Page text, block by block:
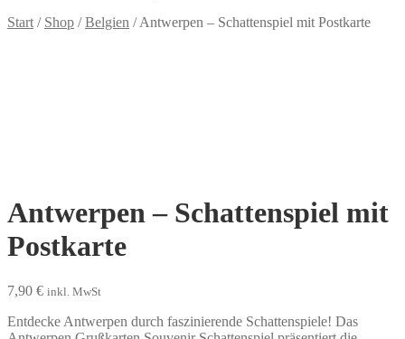
Start / Shop /Belgien /Antwerpen – Schattenspiel mit Postkarte
Antwerpen – Schattenspiel mit
Postkarte
7,90 € inkl. MwSt
Entdecke Antwerpen durch faszinierende Schattenspiele! Das